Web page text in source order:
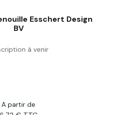
Acheter
Esschert Design
BV
à venir
A partir de